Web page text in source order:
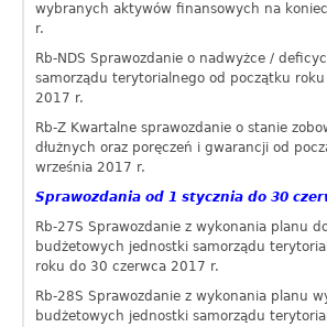
wybranych aktywów finansowych na
r.
Rb-NDS Sprawozdanie o nadwyżce /
samorządu terytorialnego od początku
2017 r.
Rb-Z Kwartalne sprawozdanie o stanie
dłużnych oraz poręczeń i gwarancji od
września 2017 r.
Sprawozdania od 1 stycznia do 30
Rb-27S Sprawozdanie z wykonania planu
budżetowych jednostki samorządu
roku do 30 czerwca 2017 r.
Rb-28S Sprawozdanie z wykonania planu
budżetowych jednostki samorządu